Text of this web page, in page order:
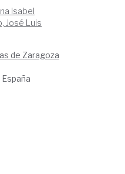
Isabel
José Luis
de Zaragoza